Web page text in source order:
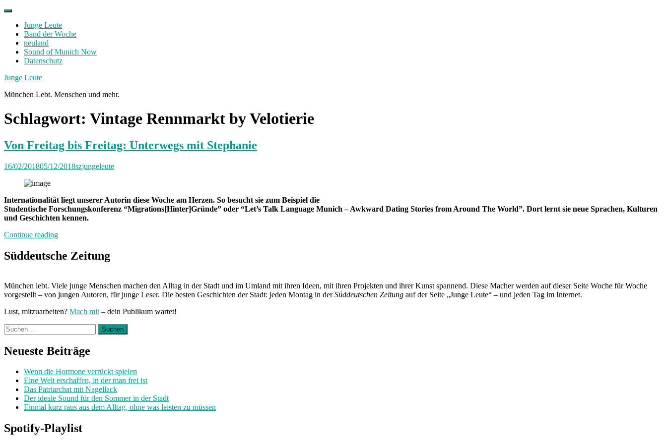
Skip
contentJunge Leute
Band der Woche
neuland
Sound of Munich Now
Datenschutz
Facebook
Twitter
Instagram
Junge Leute
München Lebt. Menschen und mehr.
Schlagwort: Vintage Rennmarkt by Velotierie
Von Freitag bis Freitag: Unterwegs mit Stephanie
16/02/201805/12/2018szjungeleute
Internationalität liegt unserer Autorin diese Woche am Herzen. So besucht sie zum Beispiel die
Studentische Forschungskonferenz “Migrations[Hinter]Gründe” oder “Let’s Talk Language Munich – Awkward Dating Stories from Around The World”. Dort lernt sie neue Sprachen, Kulturen
und Geschichten kennen.
Continue reading„Von
bis
Freitag:
Stephanie“
Süddeutsche Zeitung
München lebt. Viele junge Menschen machen den Alltag in der Stadt und im Umland mit ihren Ideen, mit ihren Projekten und ihrer Kunst spannend. Diese Macher werden auf dieser Seite Woche für Woche
vorgestellt – von jungen Autoren, für junge Leser. Die besten Geschichten der Stadt: jeden Montag in derSüddeutschen Zeitung auf der Seite „Junge Leute“ – und jeden Tag im Internet.
Lust, mitzuarbeiten? Mach mit – dein Publikum wartet!
Suchen
nach:
Neueste Beiträge
Wenn die Hormone verrückt spielen
Eine Welt erschaffen, in der man frei ist
Das Patriarchat mit Nagellack
Der ideale Sound für den Sommer in der Stadt
Einmal kurz raus aus dem Alltag, ohne was leisten zu müssen
Spotify-Playlist